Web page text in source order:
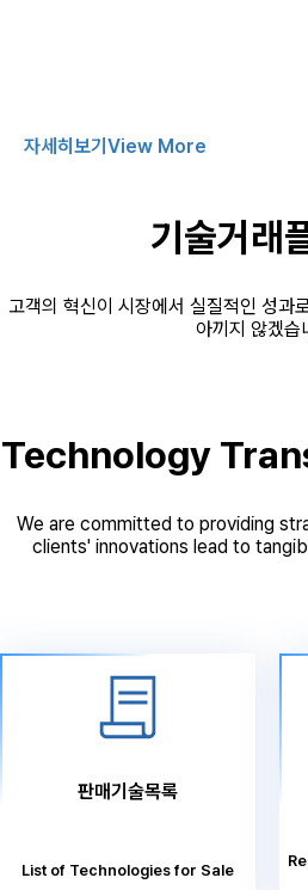
자세히보기View More
기술거래
고객의 혁신이 시장에서 실질적인 성과
아끼지 않겠습
Technology
We are committed to providing
clients' innovations lead to
판매기술목록
List of Technologies for Sale